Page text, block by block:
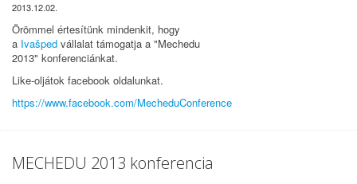
2013.12.02.
Örömmel értesítünk mindenkit, hogy
a Ivašped vállalat támogatja a "Mechedu
2013" konferenciánkat.
Like-oljátok facebook oldalunkat.
https://www.facebook.com/MecheduConference
MECHEDU 2013 konferencia